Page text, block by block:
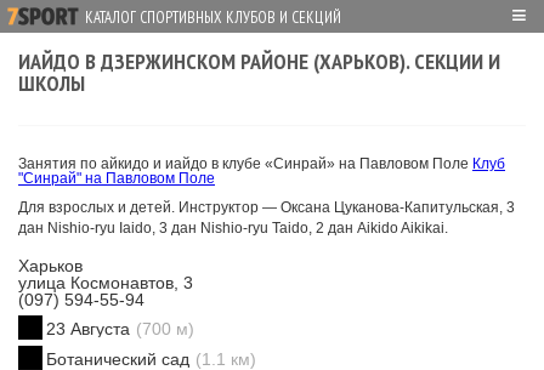
КАТАЛОГ СПОРТИВНЫХ КЛУБОВ И СЕКЦИЙ ≡
ИАЙДО В ДЗЕРЖИНСКОМ РАЙОНЕ (ХАРЬКОВ). СЕКЦИИ И
ШКОЛЫ
Занятия по айкидо и иайдо в клубе «Синрай» на Павловом Поле Клуб
"Синрай" на Павловом Поле
Для взрослых и детей. Инструктор — Оксана Цуканова-Капитульская, 3
дан Nishio-ryu Iaido, 3 дан Nishio-ryu Taido, 2 дан Aikido Aikikai.
Харьков
улица Космонавтов, 3
(097) 594-55-94
23 Августа (700 м)
Ботанический сад (1.1 км)